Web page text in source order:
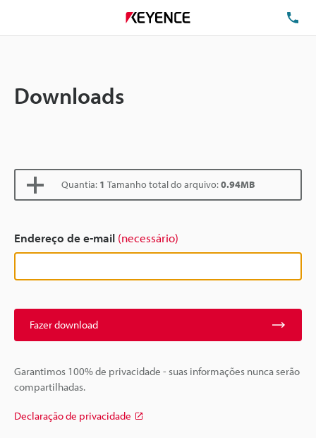
Downloads
Quantia: 1 Tamanho total do arquivo:0.94MB
Endereço de e-mail (necessário)
Fazer download
Garantimos 100% de privacidade - suas informações nunca serão
compartilhadas.
Declaração de privacidade